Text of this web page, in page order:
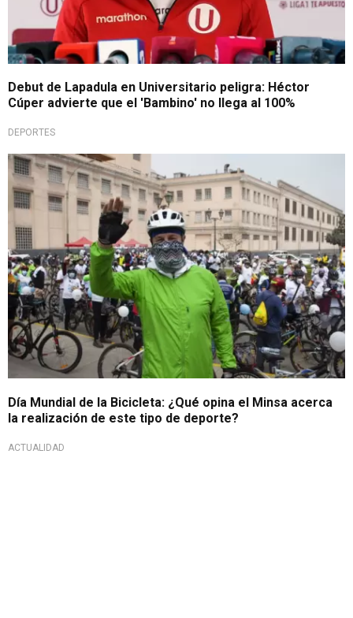
Debut de Lapadula en Universitario peligra: Héctor
Cúper advierte que el 'Bambino' no llega al 100%
DEPORTES
Recomendaciones para los usuarios
Día Mundial de la Bicicleta: ¿Qué opina el Minsa acerca
la realización de este tipo de deporte?
ACTUALIDAD